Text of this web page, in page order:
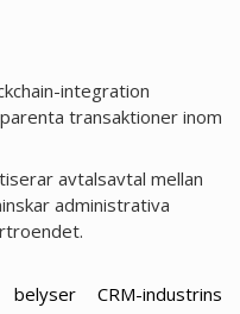
integration
transaktioner inom
avtalsavtal mellan
administrativa
CRM-industrins